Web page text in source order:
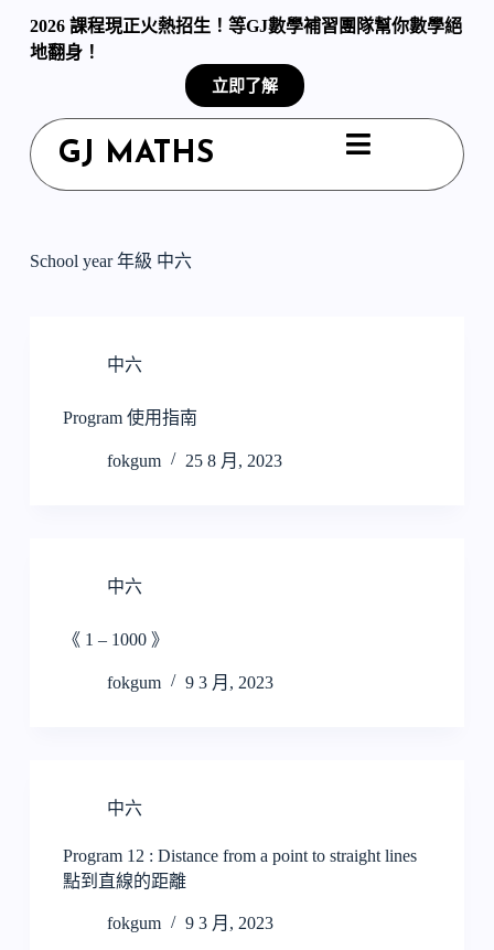
S
o
2026 課程現正火熱招生！等GJ數學補習團隊幫你數學絕
地翻身！
立即了解
GJ MATHS
School year 年級 中六
中六
Program 使用指南
fokgum 25 8 月, 2023
中六
《 1 – 1000 》
fokgum 9 3 月, 2023
中六
Program 12 : Distance from a point to straight lines
點到直線的距離
fokgum 9 3 月, 2023